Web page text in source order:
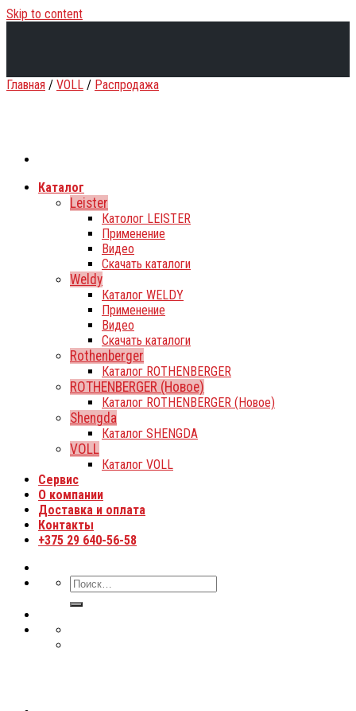
Skip to content
Каталог
Leister
Католог LEISTER
Применение
Видео
Скачать каталоги
Weldy
Каталог WELDY
Применение
Видео
Скачать каталоги
Rothenberger
Каталог ROTHENBERGER
ROTHENBERGER (Новое)
Каталог ROTHENBERGER (Новое)
Shengda
Каталог SHENGDA
VOLL
Каталог VOLL
Сервис
О компании
Доставка и оплата
Контакты
+375 29 640-56-58
Главная / VOLL / Распродажа